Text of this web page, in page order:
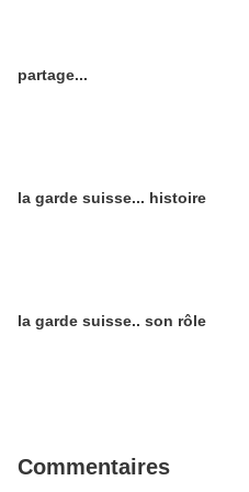
partage...
la garde suisse... histoire
la garde suisse.. son rôle
Commentaires